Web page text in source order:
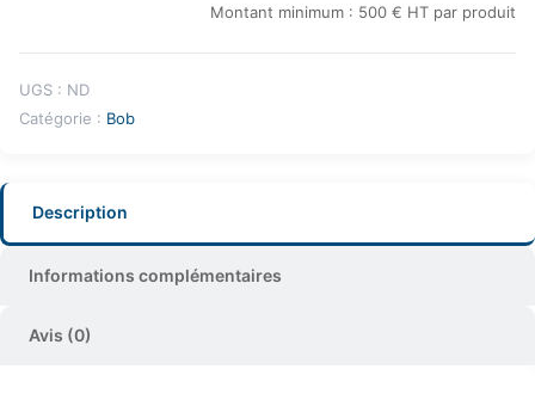
Montant minimum : 500 € HT par produit
UGS : ND
Catégorie : Bob
Description
Informations complémentaires
Avis (0)